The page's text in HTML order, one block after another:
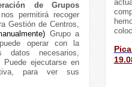
de Grupos
permitirá recoger
Gestión de Centros,
Grupo a
operar con la
datos necesarios,
Puede ejecutarse en
para ver sus